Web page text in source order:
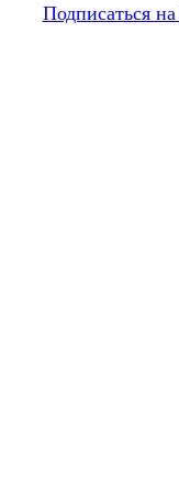
Подписаться